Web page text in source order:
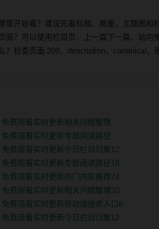
里开始看？建议先看标题、摘要、主题图和
面？可以使用栏目页、上一篇下一篇、站内
？检查页面 200、description、canonical、
费观看实时更新相关问题整理
费观看实时更新专题阅读路径
费观看实时更新今日栏目归集12
费观看实时更新专题阅读路径18
费观看实时更新热门内容推荐24
费观看实时更新相关问题整理30
费观看实时更新移动端搜索入口6
费观看实时更新今日栏目归集12